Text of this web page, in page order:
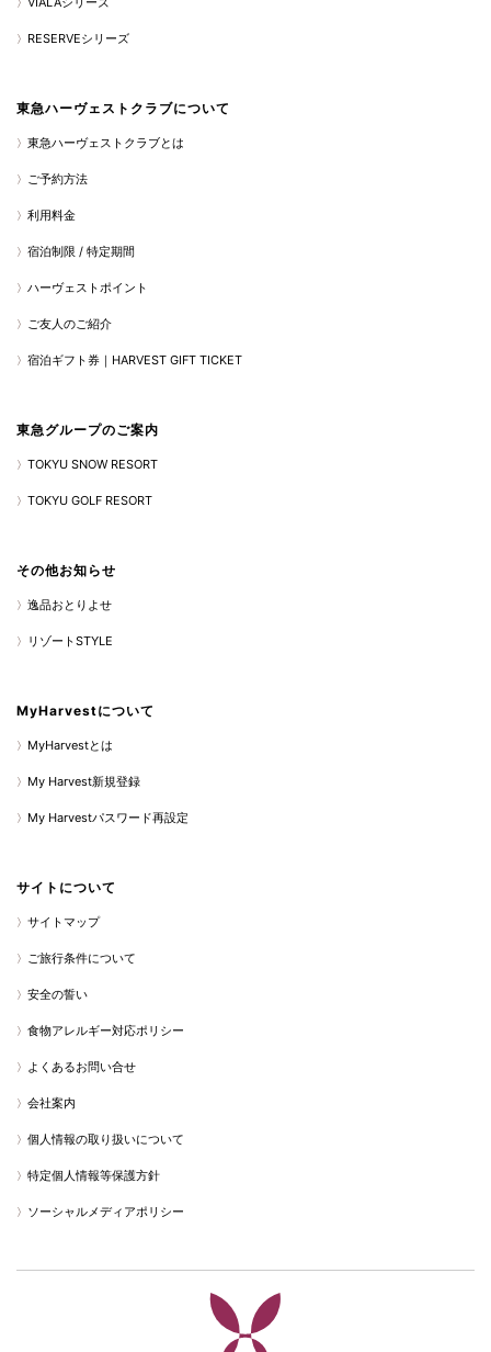
RESERVEシリーズ
東急ハーヴェストクラブについて
東急ハーヴェストクラブとは
ご予約方法
利用料金
宿泊制限 / 特定期間
ハーヴェストポイント
ご友人のご紹介
宿泊ギフト券｜HARVEST GIFT TICKET
東急グループのご案内
TOKYU SNOW RESORT
TOKYU GOLF RESORT
その他お知らせ
逸品おとりよせ
リゾートSTYLE
MyHarvestについて
MyHarvestとは
My Harvest新規登録
My Harvestパスワード再設定
サイトについて
サイトマップ
ご旅行条件について
安全の誓い
食物アレルギー対応ポリシー
よくあるお問い合せ
会社案内
個人情報の取り扱いについて
特定個人情報等保護方針
ソーシャルメディアポリシー